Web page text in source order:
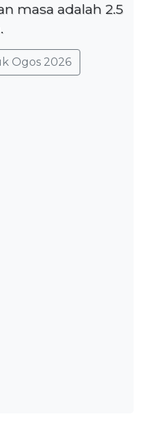
masa adalah 2.5
Ogos 2026